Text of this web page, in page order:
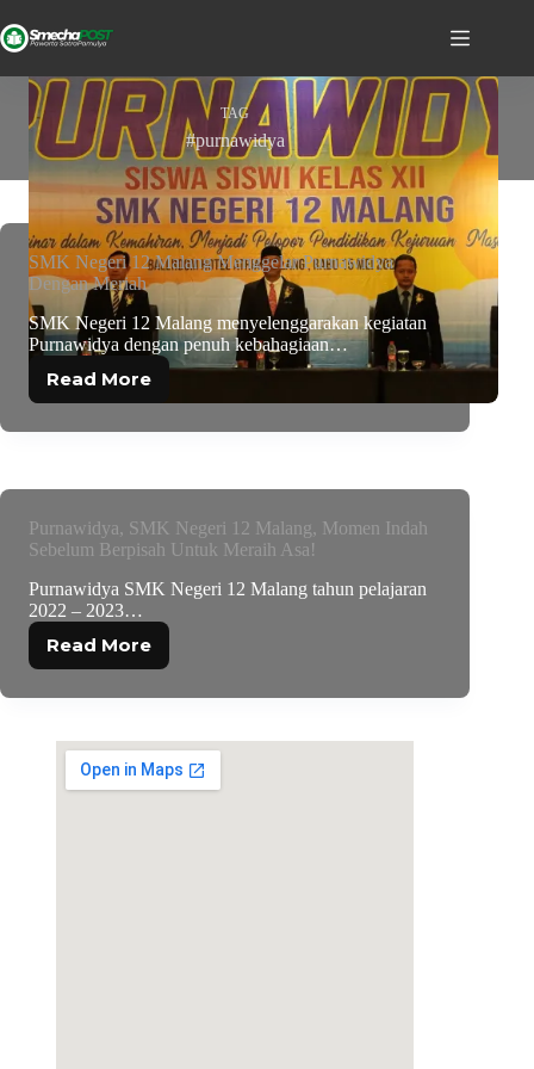
TAG
#purnawidya
SMK Negeri 12 Malang Menggelar Purnawidya
Dengan Meriah
SMK Negeri 12 Malang menyelenggarakan kegiatan
Purnawidya dengan penuh kebahagiaan…
Read More
Purnawidya, SMK Negeri 12 Malang, Momen Indah
Sebelum Berpisah Untuk Meraih Asa!
Purnawidya SMK Negeri 12 Malang tahun pelajaran
2022 – 2023…
Read More